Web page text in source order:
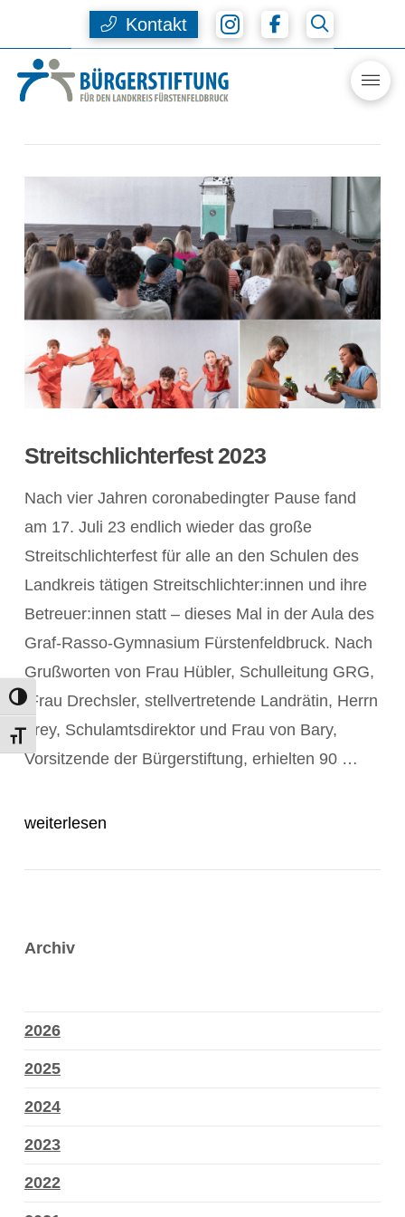
Umschalten auf hohe Kontraste
Schrift vergrößern
Kontakt
POST ANZEIGEN
Streitschlichterfest 2023
Nach vier Jahren coronabedingter Pause fand
am 17. Juli 23 endlich wieder das große
Streitschlichterfest für alle an den Schulen des
Landkreis tätigen Streitschlichter:innen und ihre
Betreuer:innen statt – dieses Mal in der Aula des
Graf-Rasso-Gymnasium Fürstenfeldbruck. Nach
Grußworten von Frau Hübler, Schulleitung GRG,
Frau Drechsler, stellvertretende Landrätin, Herrn
Frey, Schulamtsdirektor und Frau von Bary,
Vorsitzende der Bürgerstiftung, erhielten 90 …
weiterlesen
Archiv
2026
2025
2024
2023
2022